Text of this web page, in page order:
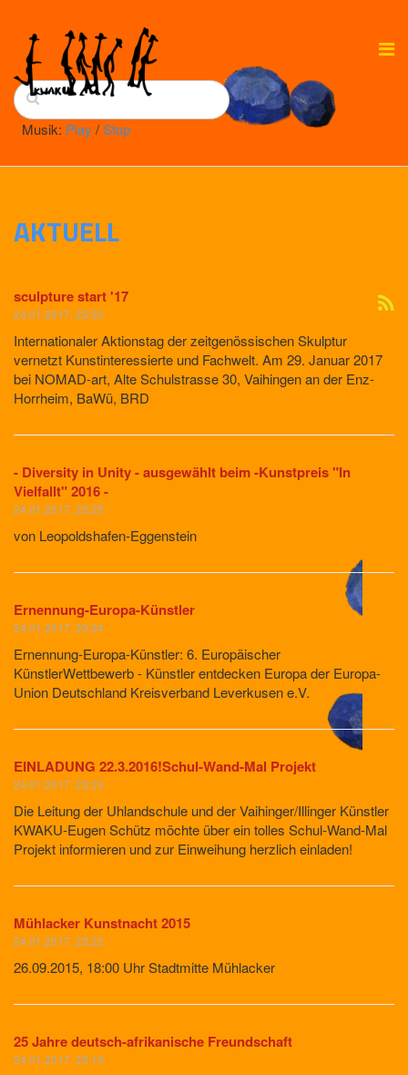
Musik: Play /Stop
AKTUELL
sculpture start '17
24.01.2017, 23:30
Internationaler Aktionstag der zeitgenössischen Skulptur
vernetzt Kunstinteressierte und Fachwelt. Am 29. Januar 2017
bei NOMAD-art, Alte Schulstrasse 30, Vaihingen an der Enz-
Horrheim, BaWü, BRD
​- Diversity in Unity - ausgewählt beim -Kunstpreis "In
Vielfallt" 2016 -
24.01.2017, 23:25
von Leopoldshafen-Eggenstein
Ernennung-Europa-Künstler
24.01.2017, 23:24
Ernennung-Europa-Künstler: 6. Europäischer
KünstlerWettbewerb - Künstler entdecken Europa der Europa-
Union Deutschland Kreisverband Leverkusen e.V.
​EINLADUNG 22.3.2016!Schul-Wand-Mal Projekt
24.01.2017, 23:23
Die Leitung der Uhlandschule und der Vaihinger/Illinger Künstler
KWAKU-Eugen Schütz möchte über ein tolles Schul-Wand-Mal
Projekt informieren und zur Einweihung herzlich einladen!
Mühlacker Kunstnacht 2015
24.01.2017, 23:22
26.09.2015, 18:00 Uhr Stadtmitte Mühlacker
25 Jahre deutsch-afrikanische Freundschaft
24.01.2017, 23:19